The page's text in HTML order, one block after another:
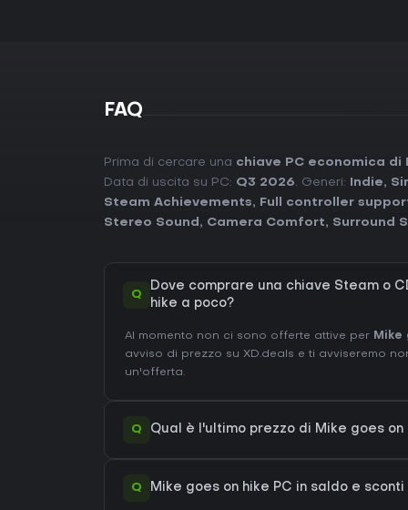
FAQ
Prima di cercare una chiave PC economica di
Data di uscita su PC: Q3 2026. Generi: Indie,
Steam Achievements, Full controller
Stereo Sound , Camera Comfort, Surround
Q
Dove comprare una chiave Steam o
hike a poco?
Al momento non ci sono offerte attive per Mike
avviso di prezzo su XD.deals e ti avviseremo
un'offerta.
Q Qual è l'ultimo prezzo di Mike goes on
Q Mike goes on hike PC in saldo e